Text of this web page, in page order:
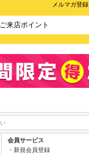
メルマガ登録
ご来店ポイント
会員サービス
新規会員登録